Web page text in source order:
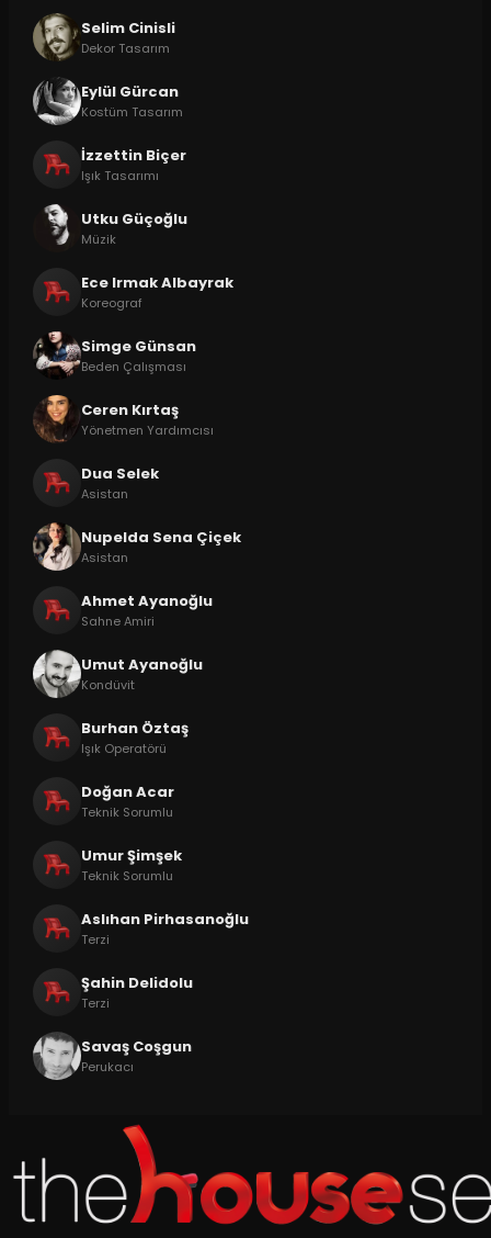
Selim Cinisli
Dekor Tasarım
Eylül Gürcan
Kostüm Tasarım
İzzettin Biçer
Işık Tasarımı
Utku Güçoğlu
Müzik
Ece Irmak Albayrak
Koreograf
Simge Günsan
Beden Çalışması
Ceren Kırtaş
Yönetmen Yardımcısı
Dua Selek
Asistan
Nupelda Sena Çiçek
Asistan
Ahmet Ayanoğlu
Sahne Amiri
Umut Ayanoğlu
Kondüvit
Burhan Öztaş
Işık Operatörü
Doğan Acar
Teknik Sorumlu
Umur Şimşek
Teknik Sorumlu
Aslıhan Pirhasanoğlu
Terzi
Şahin Delidolu
Terzi
Savaş Coşgun
Perukacı